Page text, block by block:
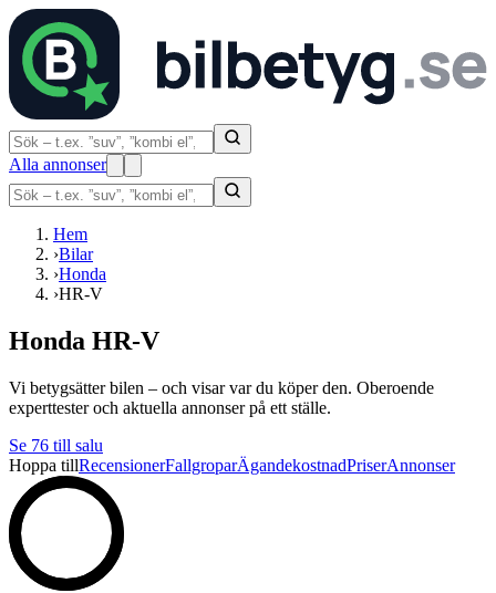
Alla annonser
Hem
›Bilar
›Honda
›HR-V
Honda HR-V
Vi betygsätter bilen – och visar var du köper den. Oberoende
experttester och aktuella annonser på ett ställe.
Se 76 till salu
Hoppa tillRecensionerFallgroparÄgandekostnadPriserAnnonser